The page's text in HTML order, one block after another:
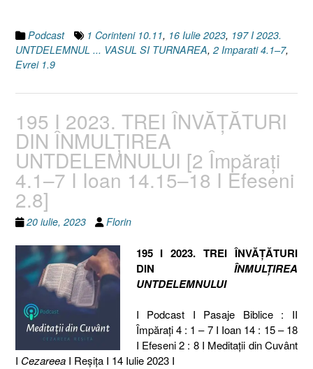
Podcast 1 Corinteni 10.11, 16 Iulie 2023, 197 I 2023.
UNTDELEMNUL ... VASUL SI TURNAREA, 2 Imparati 4.1–7,
Evrei 1.9
195 I 2023. TREI ÎNVĂȚĂTURI
DIN ÎNMULȚIREA
UNTDELEMNULUI [2 Împăraţi
4.1–7 I Ioan 14.15–18 I Efeseni
2.8]
20 iulie, 2023 Florin
195 I 2023. TREI ÎNVĂȚĂTURI
DIN ÎNMULȚIREA
UNTDELEMNULUI
I Podcast I Pasaje Biblice : II
Împăraţi 4 : 1 – 7 I Ioan 14 : 15 – 18
I Efeseni 2 : 8 I Meditaţii din Cuvânt
I Cezareea I Reşiţa I 14 Iulie 2023 I